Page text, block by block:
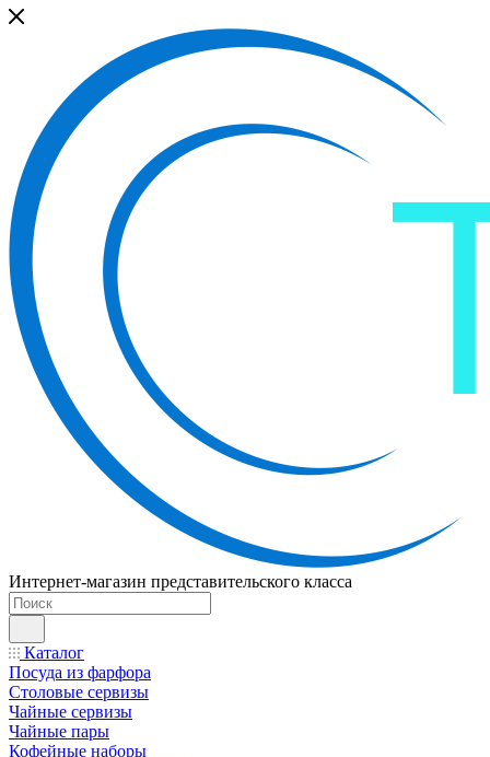
Интернет-магазин представительского класса
Каталог
Посуда из фарфора
Столовые сервизы
Чайные сервизы
Чайные пары
Кофейные наборы